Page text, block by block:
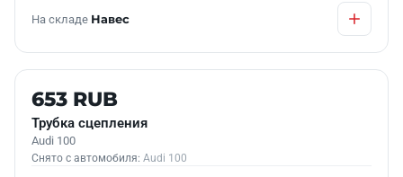
На складе Навес
Б/У В НАЛИЧИИ
653 RUB
Трубка сцепления
Audi 100
Снято с автомобиля: Audi 100